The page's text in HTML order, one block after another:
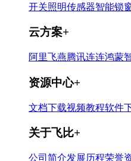
开关照明传感器智能锁
云方案+
阿里飞燕腾讯连连鸿蒙
资源中心+
文档下载视频教程软件
关于飞比+
公司简介发展历程荣誉